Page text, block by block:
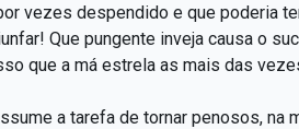
vezes despendido e que poderia
Que pungente inveja causa o
que a má estrela as mais das
a tarefa de tornar penosos,